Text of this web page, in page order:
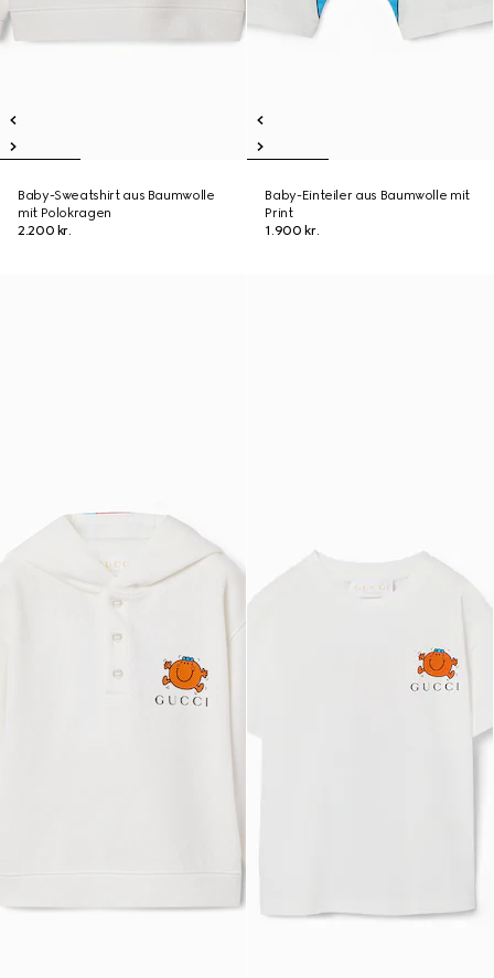
Baby-Sweatshirt aus Baumwolle
mit Polokragen
2.200 kr.
Baby-Einteiler aus Baumwolle mit
Print
1.900 kr.